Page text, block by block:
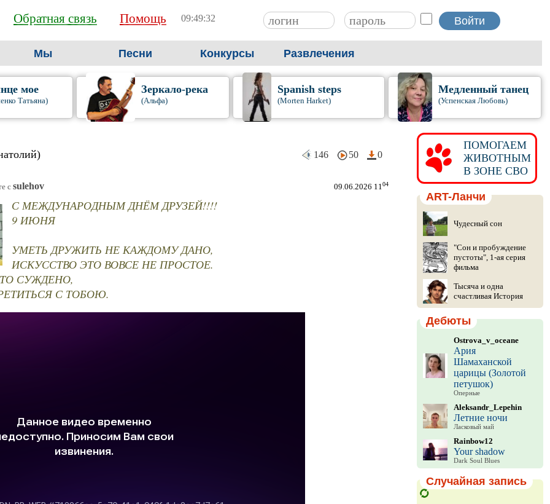
Обратная связь Помощь 09:49:34
Мы Песни Конкурсы Развлечения
мое
Татьяна)
Зеркало-река
(Альфа)
Spanish steps
(Morten Harket)
Медленный танец
(Успенская Любовь)
146 50 0
c sulehov 09.06.2026 1104
С МЕЖДУНАРОДНЫМ ДНЁМ ДРУЗЕЙ!!!!
9 ИЮНЯ
УМЕТЬ ДРУЖИТЬ НЕ КАЖДОМУ ДАНО,
ИСКУССТВО ЭТО ВОВСЕ НЕ ПРОСТОЕ.
СУЖДЕНО,
С ТОБОЮ.
ПОМОГАЕМ
ЖИВОТНЫМ
В ЗОНЕ СВО
ART-Ланчи
Чудесный сон
"Сон и пробуждение
пустоты", 1-ая серия
фильма
Тысяча и одна
счастливая История
Дебюты
Ostrova_v_oceane
Ария
Шамаханской
царицы (Золотой
петушок)
Оперные
Aleksandr_Lepehin
Летние ночи
Ласковый май
Rainbow12
Your shadow
Dark Soul Blues
Случайная запись